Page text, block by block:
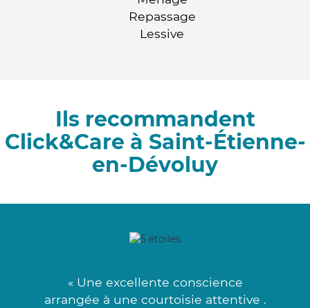
Repassage
Lessive
Ils recommandent
Click&Care à Saint-Étienne-
en-Dévoluy
« Une excellente conscience
arrangée à une courtoisie attentive .